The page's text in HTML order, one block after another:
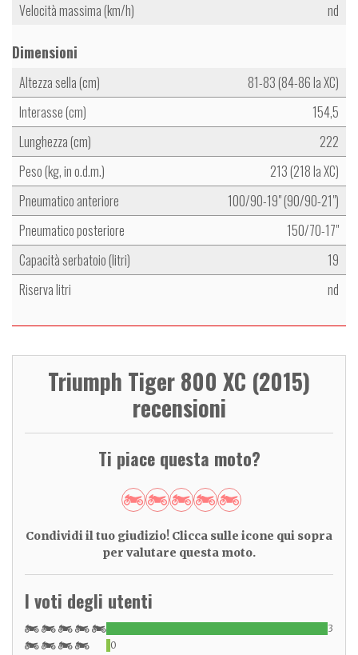
Velocità massima (km/h)
nd
Dimensioni
Altezza sella (cm)
81-83 (84-86 la XC)
Interasse (cm)
154,5
Lunghezza (cm)
222
Peso (kg, in o.d.m.)
213 (218 la XC)
Pneumatico anteriore
100/90-19" (90/90-21")
Pneumatico posteriore
150/70-17"
Capacità serbatoio (litri)
19
Riserva litri
nd
Triumph Tiger 800 XC (2015)
recensioni
Ti piace questa moto?
Condividi il tuo giudizio! Clicca sulle icone qui sopra
per valutare questa moto.
I voti degli utenti
3
0